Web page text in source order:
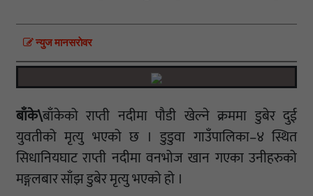
न्युज मानसराेवर
बाँके\बाँकेको राप्ती नदीमा पौडी खेल्ने क्रममा डुबेर दुई
युवतीको मृत्यु भएको छ । डुडुवा गाउँपालिका–४ स्थित
सिधानियघाट राप्ती नदीमा वनभोज खान गएका उनीहरुको
मङ्गलबार साँझ डुबेर मृत्यु भएको हो ।